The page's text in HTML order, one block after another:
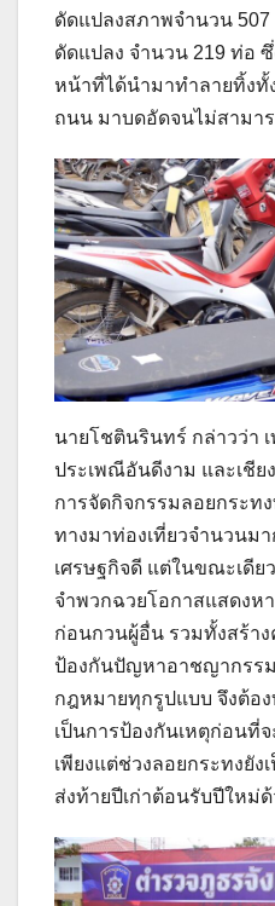
ดัดแปลงสภาพจำนวน 507
ดัดแปลง จำนวน 219 ท่อ ซึ่
หน้าที่ได้นำมาทำลายทิ้งทั้
ถนน มาบดอัดจนไม่สามา
นายโชตินรินทร์ กล่าวว่า
ประเพณีอันดีงาม และเชีย
การจัดกิจกรรมลอยกระท
ทางมาท่องเที่ยวจำนวนม
เศรษฐกิจดี แต่ในขณะเดี
จำพวกฉวยโอกาสแสดงห
ก่อนกวนผู้อื่น รวมทั้งสร้าง
ป้องกันปัญหาอาชญากรรม
กฎหมายทุกรูปแบบ จึงต้อ
เป็นการป้องกันเหตุก่อนที่
เพียงแต่ช่วงลอยกระทงยัง
ส่งท้ายปีเก่าต้อนรับปีใหม่ด้